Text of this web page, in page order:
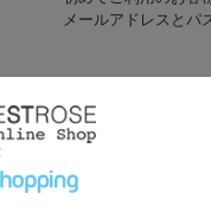
メールアドレスとパ